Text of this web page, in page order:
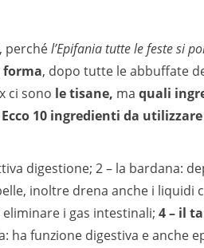
perchél’Epifania tutte le feste si
forma, dopo tutte le abbuffate
ci sono le tisane, ma quali
Ecco 10 ingredienti da
digestione; 2 – la bardana:
inoltre drena anche i liquidi
i gas intestinali; 4 – il
funzione digestiva e anche